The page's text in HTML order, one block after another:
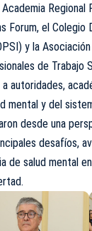
Regional
Forum, el Colegio
y la
de Trabajo
a autoridades,
mental y del
desde una
desafíos,
de salud mental